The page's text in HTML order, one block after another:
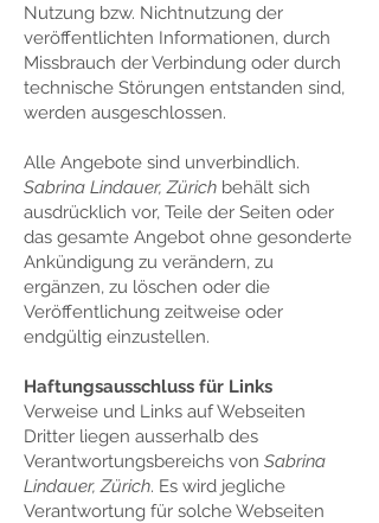
Nutzung bzw. Nichtnutzung der
veröffentlichten Informationen, durch
Missbrauch der Verbindung oder durch
technische Störungen entstanden sind,
werden ausgeschlossen.
Alle Angebote sind unverbindlich.
Sabrina Lindauer, Zürich behält sich
ausdrücklich vor, Teile der Seiten oder
das gesamte Angebot ohne gesonderte
Ankündigung zu verändern, zu
ergänzen, zu löschen oder die
Veröffentlichung zeitweise oder
endgültig einzustellen.
Haftungsausschluss für Links
Verweise und Links auf Webseiten
Dritter liegen ausserhalb des
Verantwortungsbereichs von Sabrina
Lindauer, Zürich. Es wird jegliche
Verantwortung für solche Webseiten